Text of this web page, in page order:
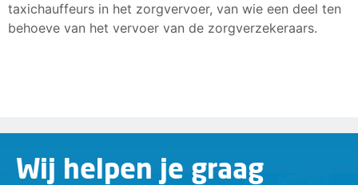
taxichauffeurs in het zorgvervoer, van wie een deel ten
behoeve van het vervoer van de zorgverzekeraars.
Wij helpen je graag